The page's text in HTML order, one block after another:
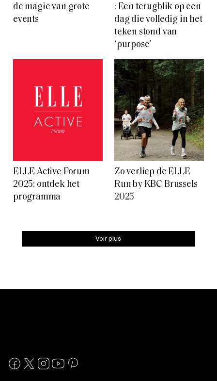
de magie van grote
events
: Een terugblik op een
dag die volledig in het
teken stond van
‘purpose’
ELLE Active Forum
2025: ontdek het
programma
Zo verliep de ELLE
Run by KBC Brussels
2025
Voir plus